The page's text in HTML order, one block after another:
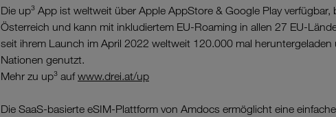
Die up³ App ist weltweit über Apple AppStore & Google Play
Österreich und kann mit inkludiertem EU-Roaming in allen 27 EU-
seit ihrem Launch im April 2022 weltweit 120.000 mal
Nationen genutzt.
Mehr zu up³ aufwww.drei.at/up
Die SaaS-basierte eSIM-Plattform von Amdocs ermöglicht eine